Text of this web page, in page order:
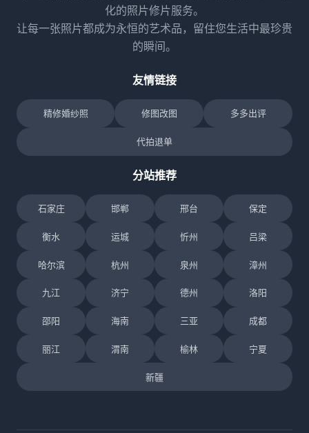
化的照片修片服务。
让每一张照片都成为永恒的艺术品，留住您生活中最珍贵
的瞬间。
友情链接
精修婚纱照 修图改图 多多出评
代拍退单
分站推荐
石家庄 邯郸 邢台 保定
衡水 运城 忻州 吕梁
哈尔滨 杭州 泉州 漳州
九江 济宁 德州 洛阳
邵阳 海南 三亚 成都
丽江 渭南 榆林 宁夏
新疆